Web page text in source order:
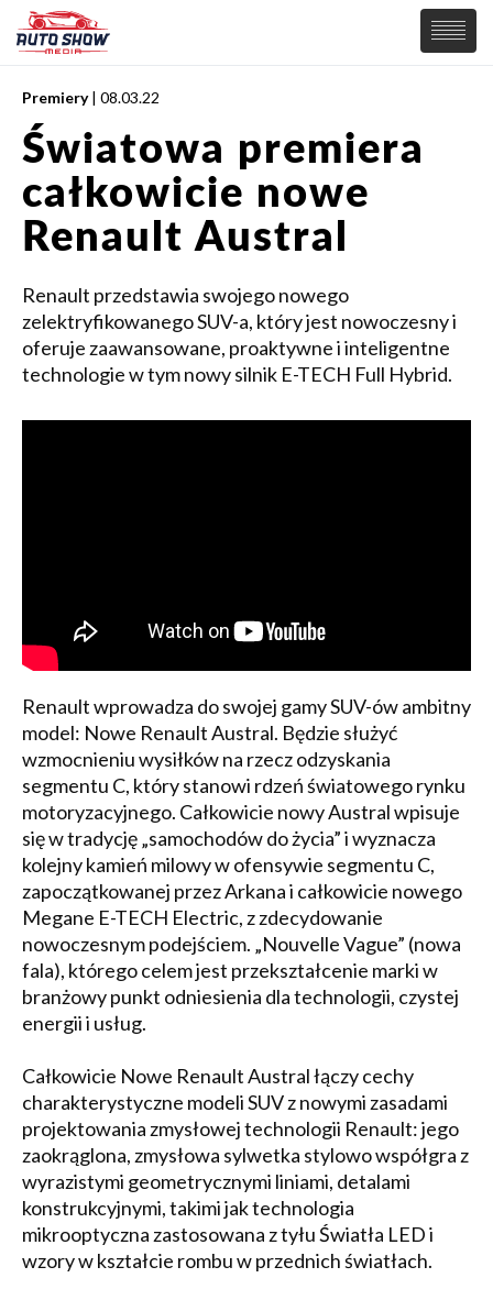
PREMIERY
SAMOCHODY
Wiadomości
Samochody Koncepcyjne
Elektryczne
MOTORSPORT
Premiery | 08.03.22
Światowa premiera
całkowicie nowe
Renault Austral
Renault przedstawia swojego nowego
zelektryfikowanego SUV-a, który jest nowoczesny i
oferuje zaawansowane, proaktywne i inteligentne
technologie w tym nowy silnik E-TECH Full Hybrid.
Renault wprowadza do swojej gamy SUV-ów ambitny
model: Nowe Renault Austral. Będzie służyć
wzmocnieniu wysiłków na rzecz odzyskania
segmentu C, który stanowi rdzeń światowego rynku
motoryzacyjnego. Całkowicie nowy Austral wpisuje
się w tradycję „samochodów do życia” i wyznacza
kolejny kamień milowy w ofensywie segmentu C,
zapoczątkowanej przez Arkana i całkowicie nowego
Megane E-TECH Electric, z zdecydowanie
nowoczesnym podejściem. „Nouvelle Vague” (nowa
fala), którego celem jest przekształcenie marki w
branżowy punkt odniesienia dla technologii, czystej
energii i usług.
Całkowicie Nowe Renault Austral łączy cechy
charakterystyczne modeli SUV z nowymi zasadami
projektowania zmysłowej technologii Renault: jego
zaokrąglona, zmysłowa sylwetka stylowo współgra z
wyrazistymi geometrycznymi liniami, detalami
konstrukcyjnymi, takimi jak technologia
mikrooptyczna zastosowana z tyłu Światła LED i
wzory w kształcie rombu w przednich światłach.